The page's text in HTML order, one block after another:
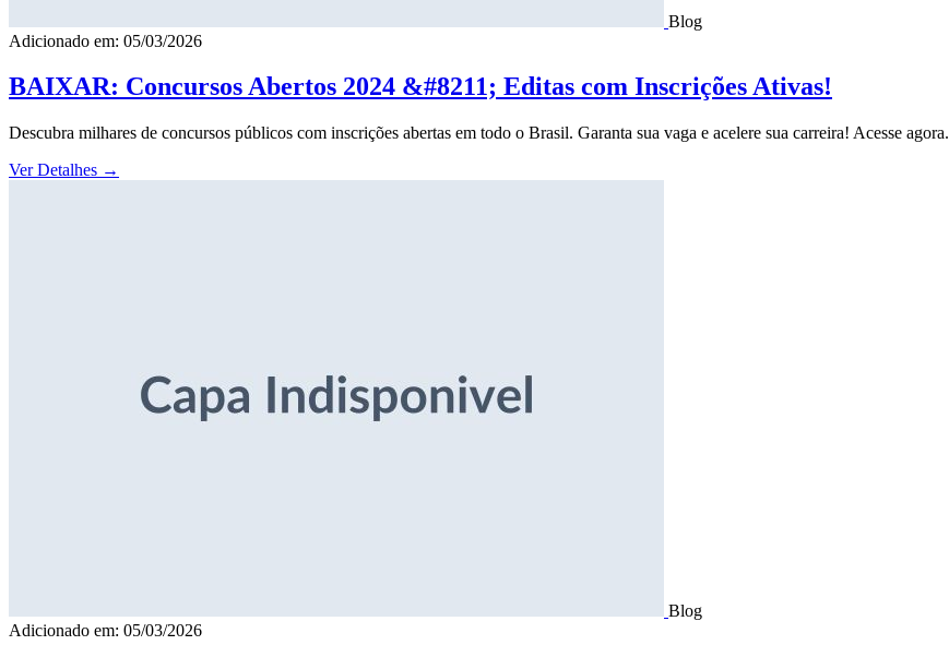
Blog
Adicionado em: 05/03/2026
BAIXAR: Concursos Abertos 2024 &#8211; Editas com Inscrições Ativas!
Descubra milhares de concursos públicos com inscrições abertas em todo o Brasil. Garanta sua vaga e acelere sua carreira! Acesse agora.
Ver Detalhes →
Blog
Adicionado em: 05/03/2026